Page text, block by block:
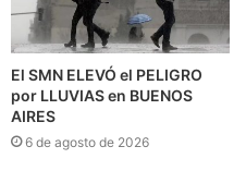
El SMN ELEVÓ el PELIGRO
por LLUVIAS en BUENOS
AIRES
6 de agosto de 2026